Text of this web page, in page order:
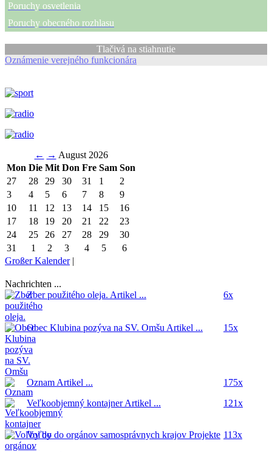
Poruchy osvetlenia
Poruchy obecného rozhlasu
Tlačivá na stiahnutie
Oznámenie verejného funkcionára
← → August 2026
Mon Die Mit Don Fre Sam Son
27
28 29 30 31 1
2
3
4 5 6 7 8
9
10
11 12 13 14 15
16
17
18 19 20 21 22
23
24
25 26 27 28 29
30
31
1 2 3 4 5
6
Großer Kalender|
Nachrichten ...
Zber použitého oleja. Artikel ... 6x
Obec Klubina pozýva na SV. Omšu Artikel ... 15x
Oznam Artikel ...
175x
Veľkoobjemný kontajnerArtikel ... 121x
Voľby do orgánov samosprávnych krajov Projekte
...
113x